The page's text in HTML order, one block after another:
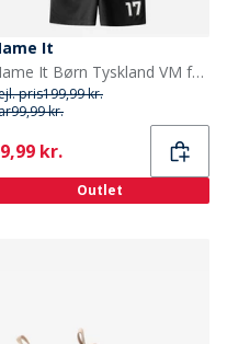
It
Name It Børn Tyskland VM fodbold Sæt Bright White Germany
pris199,99 kr.
99,99 kr.
kr.
Outlet